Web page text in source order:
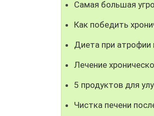
Самая большая
Как победить
Диета при
Лечение
5 продуктов для
Чистка печени